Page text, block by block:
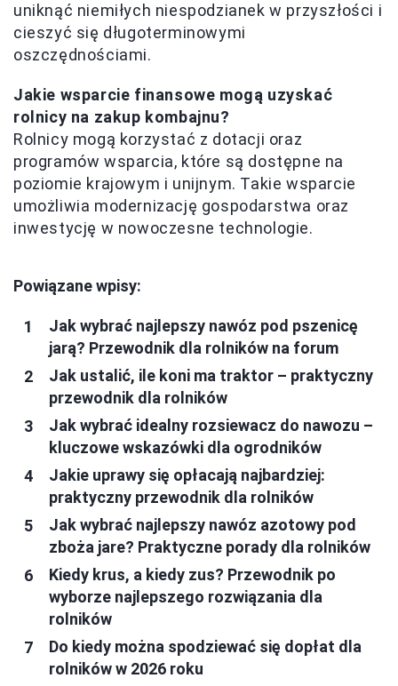
uniknąć niemiłych niespodzianek w przyszłości i
cieszyć się długoterminowymi
oszczędnościami.
Jakie wsparcie finansowe mogą uzyskać
rolnicy na zakup kombajnu?
Rolnicy mogą korzystać z dotacji oraz
programów wsparcia, które są dostępne na
poziomie krajowym i unijnym. Takie wsparcie
umożliwia modernizację gospodarstwa oraz
inwestycję w nowoczesne technologie.
Powiązane wpisy:
Jak wybrać najlepszy nawóz pod pszenicę
jarą? Przewodnik dla rolników na forum
Jak ustalić, ile koni ma traktor – praktyczny
przewodnik dla rolników
Jak wybrać idealny rozsiewacz do nawozu –
kluczowe wskazówki dla ogrodników
Jakie uprawy się opłacają najbardziej:
praktyczny przewodnik dla rolników
Jak wybrać najlepszy nawóz azotowy pod
zboża jare? Praktyczne porady dla rolników
Kiedy krus, a kiedy zus? Przewodnik po
wyborze najlepszego rozwiązania dla
rolników
Do kiedy można spodziewać się dopłat dla
rolników w 2026 roku